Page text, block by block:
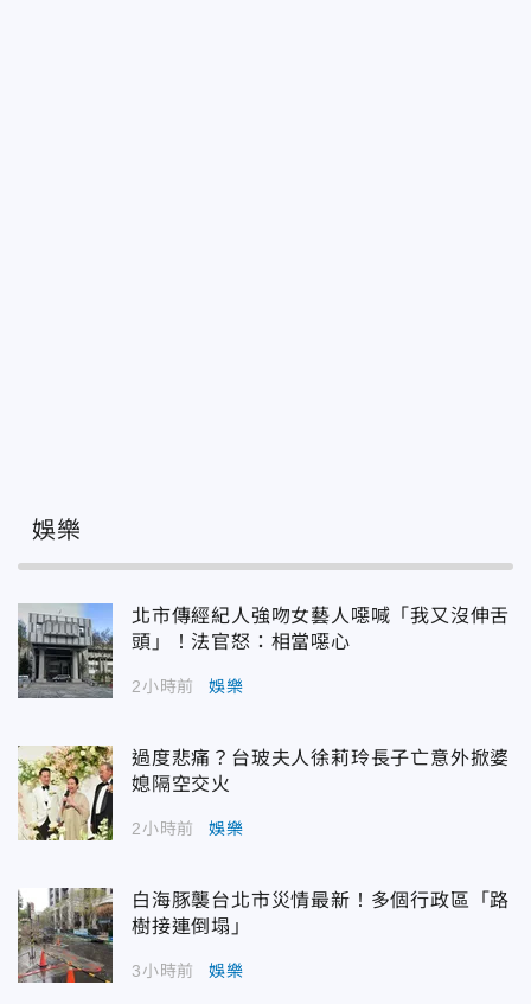
娛樂
北市傳經紀人強吻女藝人噁喊「我又沒伸舌
頭」！法官怒：相當噁心
2小時前 娛樂
過度悲痛？台玻夫人徐莉玲長子亡意外掀婆
媳隔空交火
2小時前 娛樂
白海豚襲台北市災情最新！多個行政區「路
樹接連倒塌」
3小時前 娛樂